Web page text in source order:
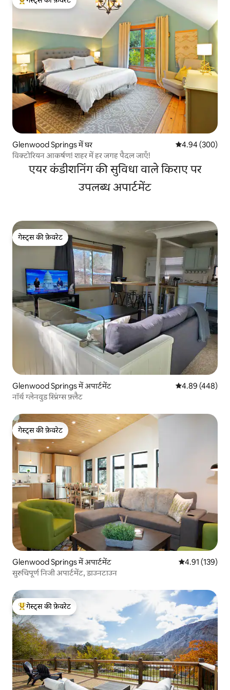
गेस्ट्स का टॉप फ़ेवरेट
Glenwood Springs में घर औसत रेटिंग 5 में से
4.94 (300)
विक्टोरियन आकर्षण! शहर में हर जगह पैदल जाएँ!
एयर कंडीशनिंग की सुविधा वाले किराए पर
उपलब्ध अपार्टमेंट
गेस्ट्स की फ़ेवरेट
गेस्ट्स की फ़ेवरेट
Glenwood Springs में अपार्टमेंट औसत रेटिंग 5 में से
4.89 (448)
नॉर्थ ग्लेनवुड स्प्रिंग्स फ़्लैट
गेस्ट्स की फ़ेवरेट
गेस्ट्स की फ़ेवरेट
Glenwood Springs में अपार्टमेंट औसत रेटिंग 5 में से
4.91 (139)
सुरुचिपूर्ण निजी अपार्टमेंट, डाउनटाउन
गेस्ट्स का टॉप फ़ेवरेट
गेस्ट्स की फ़ेवरेट